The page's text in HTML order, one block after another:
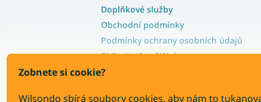
Zobnete si cookie?
Wilsondo sbírá soubory cookies, aby nám to
Doplňkové služby
Obchodní podmínky
Podmínky ochrany osobních údajů
FAQ - Nejčastější dotazy
Blog